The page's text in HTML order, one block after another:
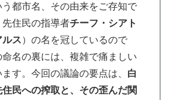
う都市名、その由来をご存知で
先住民の指導者チーフ・シアト
ルス）の名を冠しているので
名の裏には、複雑で痛ましい
す。今回の議論の要点は、 白
民への搾取と、その歪んだ関